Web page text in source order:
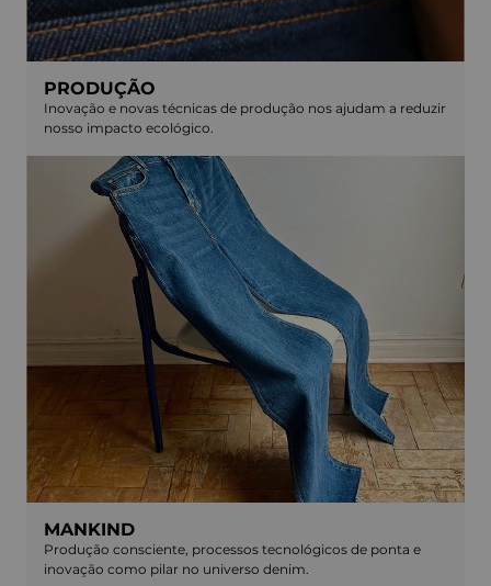
PRODUÇÃO
Inovação e novas técnicas de produção nos ajudam a reduzir
nosso impacto ecológico.
MANKIND
Produção consciente, processos tecnológicos de ponta e
inovação como pilar no universo denim.